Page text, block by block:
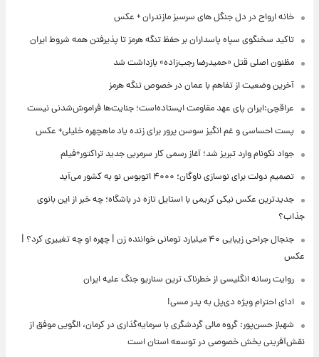
خانه ارواح در دل جنگل های سرسبز مازندران + عکس
تاکید سخنگوی سپاه پاسداران بر حفظ تنگه هرمز تا پذیرفتن همه شروط ایران
مظنون اصلی قتل «حمیدرضا رجب‌زاده» بازداشت شد
آخرین وضعیت از تفاهم با عمان در خصوص تنگه هرمز
عراقچی:ایران پای عهد مقاومت ایستاده‌است؛ جنایت‌ها فراموش‌شدنی نیست
پست احساسی و غم انگیز سوسن پرور برای زنده یاد ماهچهره خلیلی+ عکس
جواد نکونام وارد تبریز شد؛ آغاز رسمی کار سرمربی جدید تراکتور+فیلم
تصمیم دولت برای نوسازی ناوگان؛ ۴۰۰۰ اتوبوس نو به کشور می‌آید
جدیدترین عکس نیکی کریمی با استایل تازه در باشگاه؛ چه خبر از این بانوی
جذاب؟
جنجال جراحی زیبایی ۴۰ میلیارد تومانی خواننده زن | چهره او چه تغییری کرد؟ |
عکس
روایت رسانه انگلیسی از خطرناک ترین سناریو جنگ علیه ایران
ادای احترام ویژه دی‌پل به پدر مسی!
شهباز حسن‌پور: گروه مالی گردشگری با سرمایه‌گذاری در کرمان، الگویی موفق از
نقش‌آفرینی بخش خصوصی در توسعه استان است